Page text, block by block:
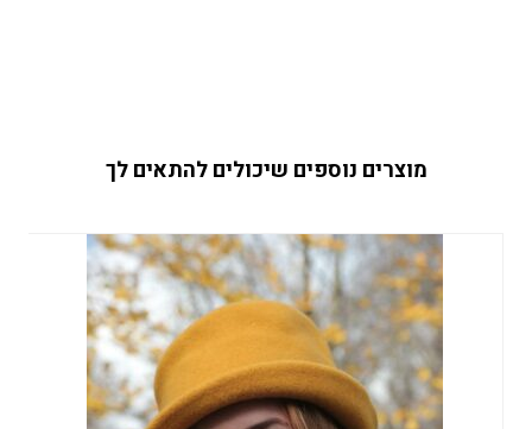
מוצרים נוספים שיכולים להתאים לך